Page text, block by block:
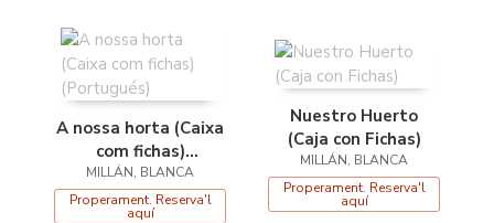
A nossa horta (Caixa
com fichas)
(Portugués)
MILLÁN, BLANCA
Properament. Reserva'l
aquí
Nuestro Huerto
(Caja con Fichas)
MILLÁN, BLANCA
Properament. Reserva'l
aquí